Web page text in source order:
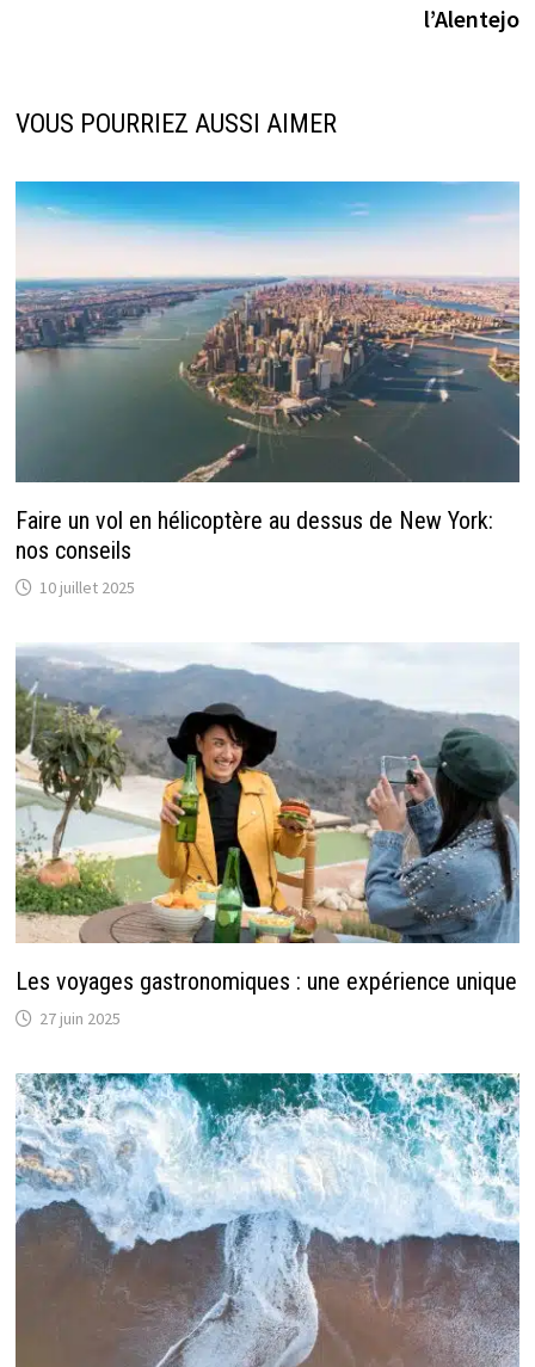
l’Alentejo
VOUS POURRIEZ AUSSI AIMER
Faire un vol en hélicoptère au dessus de New York:
nos conseils
10 juillet 2025
Les voyages gastronomiques : une expérience unique
27 juin 2025